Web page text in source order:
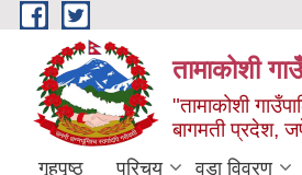
Skip to main content
तामाकोशी
"तामाकोशी
बागमती प्रदेश,
गृहपृष्ठ परिचय वडा विवरण